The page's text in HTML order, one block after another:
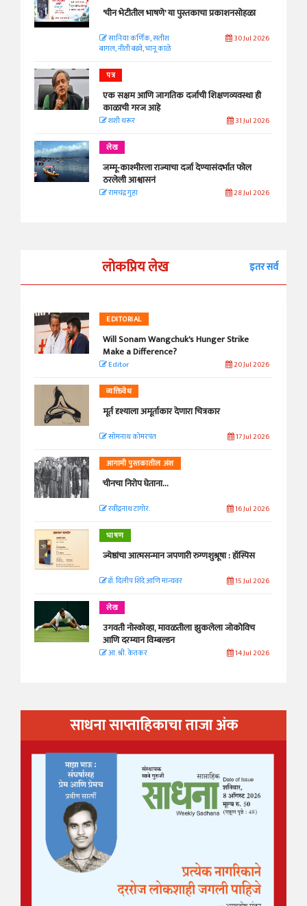
'चीन भेटीतील भाषणे' या पुस्तकाचा प्रकाशनसोहळा
सानिया कर्णिक, सतीश
बागल, नीती बडवे, भानू काळे
30 Jul 2026
पत्र
एक सक्षम आणि जागतिक दर्जाची शिक्षणव्यवस्था ही
काळाची गरज आहे
शशी थरूर 31 Jul 2026
लेख
जम्मू-काश्मीरला राज्याचा दर्जा देण्यासंदर्भात फोल
ठरलेली आश्वासनं
रामचंद्र गुहा 28 Jul 2026
लोकप्रिय लेख इतर सर्व
EDITORIAL
Will Sonam Wangchuk's Hunger Strike
Make a Difference?
Editor 20 Jul 2026
व्यक्तिवेध
मूर्त दृश्याला अमूर्ताकार देणारा चित्रकार
सोमनाथ कोमरपंत 17 Jul 2026
आगामी पुस्तकातील अंश
चीनचा निरोप घेताना...
रवींद्रनाथ टागोर. 16 Jul 2026
भाषण
ज्येष्ठांचा आत्मसन्मान जपणारी रुग्णशुश्रूषा : हॉस्पिस
डॉ. दिलीप शिंदे आणि मान्यवर 15 Jul 2026
लेख
उगवती नोस्कोव्हा, मावळतीला झुकलेला जोकोविच
आणि दरम्यान विम्बल्डन
आ. श्री. केतकर 14 Jul 2026
साधना साप्ताहिकाचा ताजा अंक